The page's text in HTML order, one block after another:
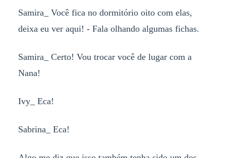
Samira_ Você fica no dormitório oito com elas,
deixa eu ver aqui! - Fala olhando algumas fichas.
Samira_ Certo! Vou trocar você de lugar com a
Nana!
Ivy_ Eca!
Sabrina_ Eca!